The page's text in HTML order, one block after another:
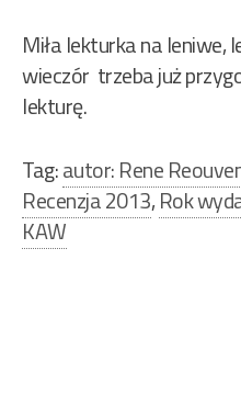
Miła lekturka na leniwe,
wieczór trzeba już
lekturę.
Tag:autor: Rene
Recenzja 2013,Rok
KAW